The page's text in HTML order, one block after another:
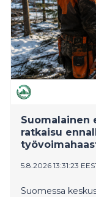
Suomalainen
ratkaisu
5.8.2026 13:31:23
Suomessa